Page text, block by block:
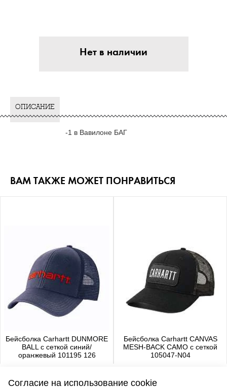
Нет в наличии
ОПИСАНИЕ
-1 в Вавилоне БАГ
ВАМ ТАКЖЕ МОЖЕТ ПОНРАВИТЬСЯ
Бейсболка Carhartt DUNMORE
BALL с сеткой синий/
оранжевый 101195 126
Бейсболка Carhartt CANVAS
MESH-BACK CAMO с сеткой
105047-N04
Согласие на использование cookie